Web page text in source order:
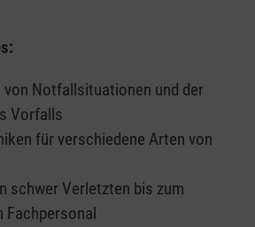
von Notfallsituationen und der
Vorfalls
für verschiedene Arten von
schwer Verletzten bis zum
Fachpersonal